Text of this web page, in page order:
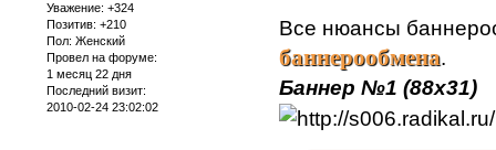
Уважение: +324
Позитив: +210
Пол: Женский
Провел на форуме:
1 месяц 22 дня
Последний визит:
2010-02-24 23:02:02
Все нюансы
баннерообмена.
Баннер №1 (88х31)